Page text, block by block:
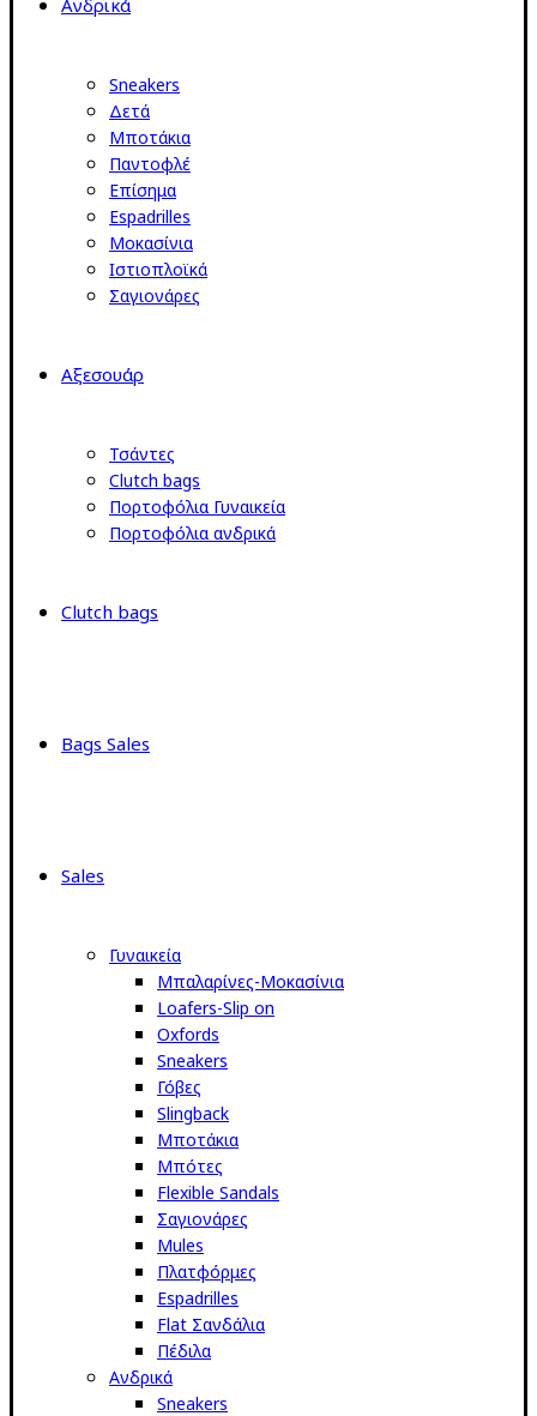
Sneakers
Δετά
Μποτάκια
Παντοφλέ
Επίσημα
Espadrilles
Μοκασίνια
Ιστιοπλοϊκά
Σαγιονάρες
Αξεσουάρ
Τσάντες
Clutch bags
Πορτοφόλια Γυναικεία
Πορτοφόλια ανδρικά
Clutch bags
Bags Sales
Sales
Γυναικεία
Μπαλαρίνες-Μοκασίνια
Loafers-Slip on
Oxfords
Sneakers
Γόβες
Slingback
Μποτάκια
Μπότες
Flexible Sandals
Σαγιονάρες
Mules
Πλατφόρμες
Espadrilles
Flat Σανδάλια
Πέδιλα
Ανδρικά
Sneakers